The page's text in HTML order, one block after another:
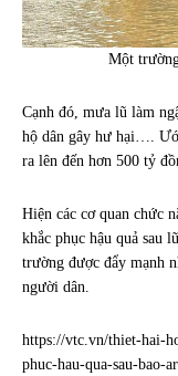
Một
Cạnh đó, mưa lũ làm
hộ dân gây hư hại….
ra lên đến hơn 500 tỷ
Hiện các cơ quan chức
khắc phục hậu quả sau
trường được đẩy mạnh
người dân.
https://vtc.vn/thiet-hai-
phuc-hau-qua-sau-bao-